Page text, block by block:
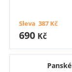
690 Kč
Sleva 387 Kč